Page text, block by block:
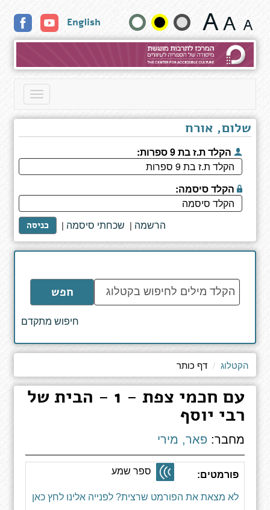
חכמי
צפת
-
רבי
יוסף
שנה
גודל
טקסט
English
Toggle
שלום, אורח
הקלד ת.ז בת 9 ספרות:
הקלד סיסמה:
כניסה | שכחתי סיסמה | הרשמה
הקלד
מילים
לחיפוש
חפש
חיפוש מתקדם
הקטלוג דף כותר
עם חכמי צפת - 1 - הבית של
רבי יוסף
מחבר: פאר, מירי
פורמטים: ספר שמע
לא מצאת את הפורמט שרצית? לפנייה אלינו לחץ כאן